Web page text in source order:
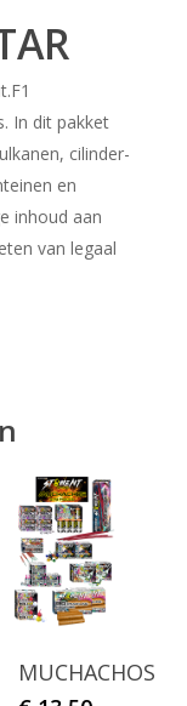
In dit pakket
cilinder-
en
inhoud aan
van legaal
MUCHACHOS